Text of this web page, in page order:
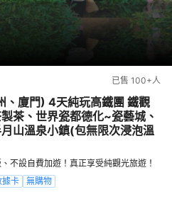
已售 100+人
、廈門) 4天純玩高鐵團 鐵觀
茶、世界瓷都德化~瓷藝城、
山溫泉小鎮(包無限次浸泡溫
不設自費加遊！真正享受純觀光旅遊！
據卡 無購物